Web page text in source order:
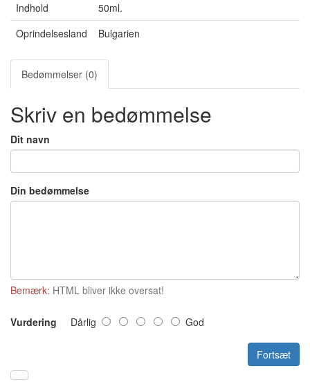
Indhold
50ml.
Oprindelsesland
Bulgarien
Bedømmelser (0)
Skriv en bedømmelse
Dit navn
Din bedømmelse
Bemærk: HTML bliver ikke oversat!
Vurdering Dårlig God
Fortsæt